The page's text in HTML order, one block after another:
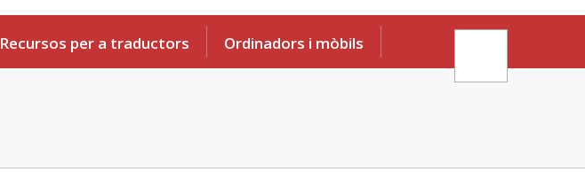
Recursos per a traductors Ordinadors i mòbils